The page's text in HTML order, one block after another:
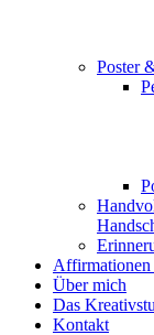
Poster
Über mich
Das
Kontakt